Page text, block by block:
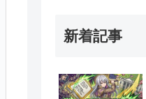
新着記事